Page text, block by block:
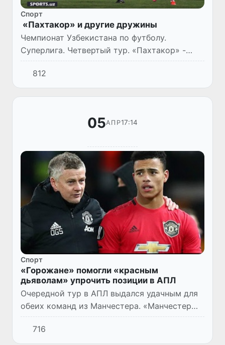
Спорт
«Пахтакор» и другие дружины
Чемпионат Узбекистана по футболу.
Суперлига. Четвертый тур. «Пахтакор» -
«Металлург» - 2:1, «Андижан» - «Машъал» -
1:1, «Коканд-1912» - «Бунёдкор» - 0:0,
«Согдиана» - «Сурхон» - 2:...
812
05АПР17:14
Спорт
«Горожане» помогли «красным
дьяволам» упрочить позиции в АПЛ
Очередной тур в АПЛ выдался удачным для
обеих команд из Манчестера. «Манчестер
Сити» обыграл на выезде «Лестер», а
«Манчестер Юнайтед» упрочил свои
716